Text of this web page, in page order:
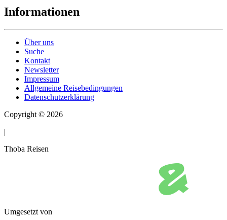
Informationen
Über uns
Suche
Kontakt
Newsletter
Impressum
Allgemeine Reisebedingungen
Datenschutzerklärung
Copyright © 2026
|
Thoba Reisen
Umgesetzt von